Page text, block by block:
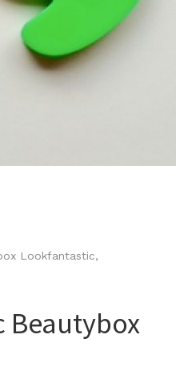
Lookfantastic,
Beautybox